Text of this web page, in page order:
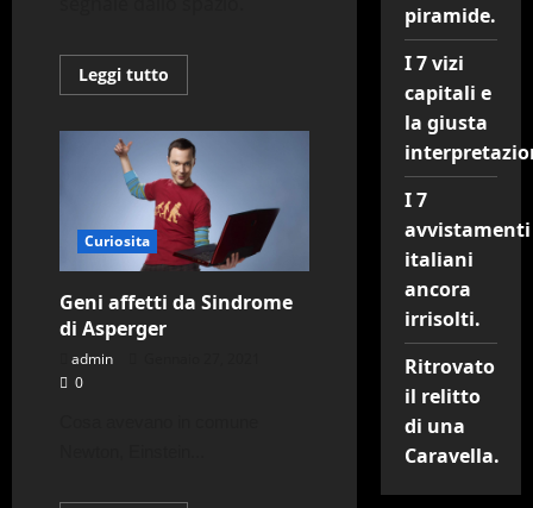
Leggi tutto
di
Il
segnale
wow!
sono
alieni
o
comete?
Curiosita
Geni affetti da Sindrome
di Asperger
admin
0
piramide.
I 7 vizi
capitali e
la giusta
I 7
avvistamenti
italiani
ancora
irrisolti.
Ritrovato
il relitto
di una
Caravella.